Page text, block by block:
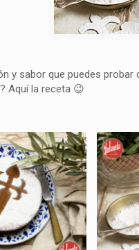
y sabor que puedes
Aquí la receta 😉